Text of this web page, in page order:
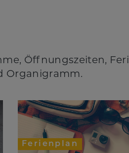
Öffnungszeiten,
Organigramm.
Ferienplan